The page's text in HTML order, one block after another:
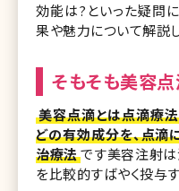
効能は?といった疑問
果や魅力について解説し
そもそも美容
美容点滴とは点滴療法
どの有効成分を、点滴
治療法です美容注射
を比較的すばやく投与